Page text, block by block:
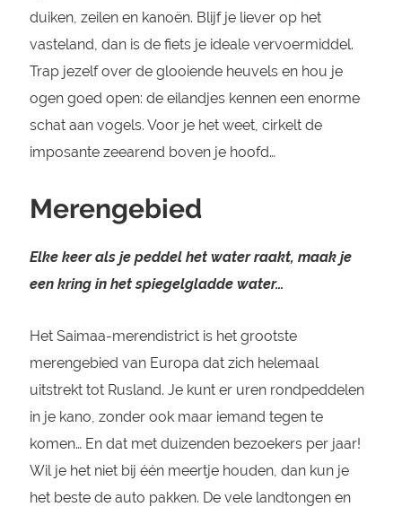
duiken, zeilen en kanoën. Blijf je liever op het
vasteland, dan is de fiets je ideale vervoermiddel.
Trap jezelf over de glooiende heuvels en hou je
ogen goed open: de eilandjes kennen een enorme
schat aan vogels. Voor je het weet, cirkelt de
imposante zeearend boven je hoofd…
Merengebied
Elke keer als je peddel het water raakt, maak je
een kring in het spiegelgladde water…
Het Saimaa-merendistrict is het grootste
merengebied van Europa dat zich helemaal
uitstrekt tot Rusland. Je kunt er uren rondpeddelen
in je kano, zonder ook maar iemand tegen te
komen… En dat met duizenden bezoekers per jaar!
Wil je het niet bij één meertje houden, dan kun je
het beste de auto pakken. De vele landtongen en